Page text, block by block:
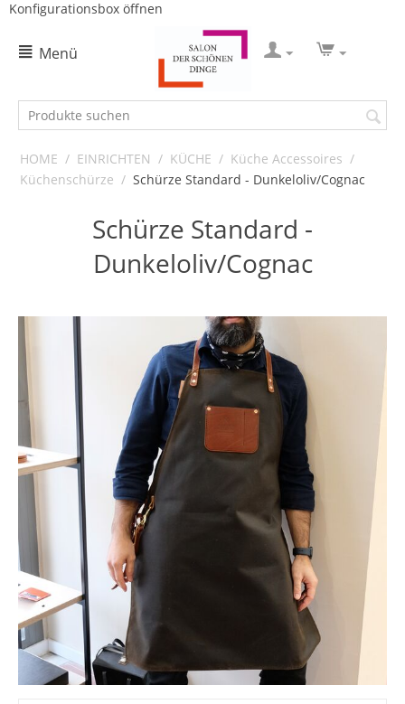
Konfigurationsbox öffnen
Menü
HOME / EINRICHTEN / KÜCHE / Küche Accessoires /
Küchenschürze / Schürze Standard - Dunkeloliv/Cognac
Schürze Standard -
Dunkeloliv/Cognac